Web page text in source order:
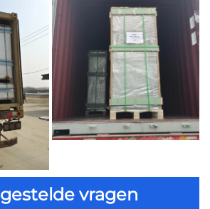
vragen